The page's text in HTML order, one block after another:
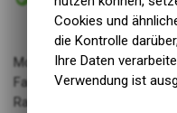
Abholung BIKE ACADEMY
Moderne Mountainbikes
Fahrspass als je zuvor.
Rahmengeometrien und
Cookies und
die Kontrolle
Ihre Daten
Verwendung ist